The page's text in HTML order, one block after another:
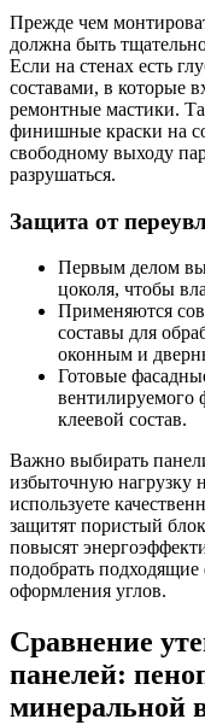
Прежде чем
должна быть
Если на стенах есть
составами, в которые
ремонтные мастики.
финишные краски на
свободному выходу
разрушаться.
Защита от
Первым делом
цоколя, чтобы
Применяются
составы для
оконным и
Готовые
вентилируемого
клеевой состав.
Важно выбирать
избыточную нагрузку
используете
защитят пористый
повысят
подобрать
оформления углов.
Сравнение
панелей:
минеральной